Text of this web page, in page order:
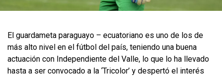
​El guardameta paraguayo – ecuatoriano es uno de los de
más alto nivel en el fútbol del país, teniendo una buena
actuación con Independiente del Valle, lo que lo ha llevado
hasta a ser convocado a la ‘Tricolor’ y despertó el interés